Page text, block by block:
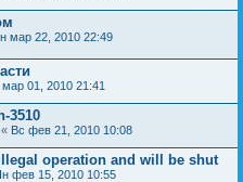
мар 22, 2010 22:49
01, 2010 21:41
3510
« Вс фев 21, 2010 10:08
operation and will be shut
фев 15, 2010 10:55